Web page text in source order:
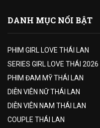
DANH MỤC NỔI BẬT
PHIM GIRL LOVE THÁI LAN
SERIES GIRL LOVE THÁI 2026
PHIM ĐAM MỸ THÁI LAN
DIỄN VIÊN NỮ THÁI LAN
DIỄN VIÊN NAM THÁI LAN
COUPLE THÁI LAN